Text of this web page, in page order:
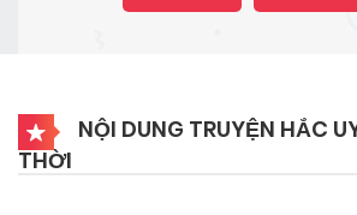
NỘI DUNG TRUYỆN HẮC
THỜI